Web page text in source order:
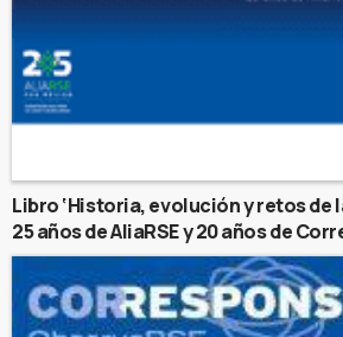
Libro ‘Historia, evolución y retos de
25 años de AliaRSE y 20 años de